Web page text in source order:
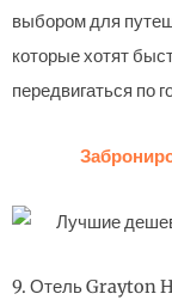
выбором для
которые хотят
передвигаться по
9. Отель Grayton